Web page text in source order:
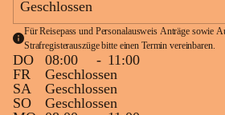
Geschlossen
Für Reisepass und Personalausweis Anträge sowie
Strafregisterauszüge bitte einen Termin vereinbaren.
DO 08:00 - 11:00
FR
Geschlossen
SA
Geschlossen
SO
Geschlossen